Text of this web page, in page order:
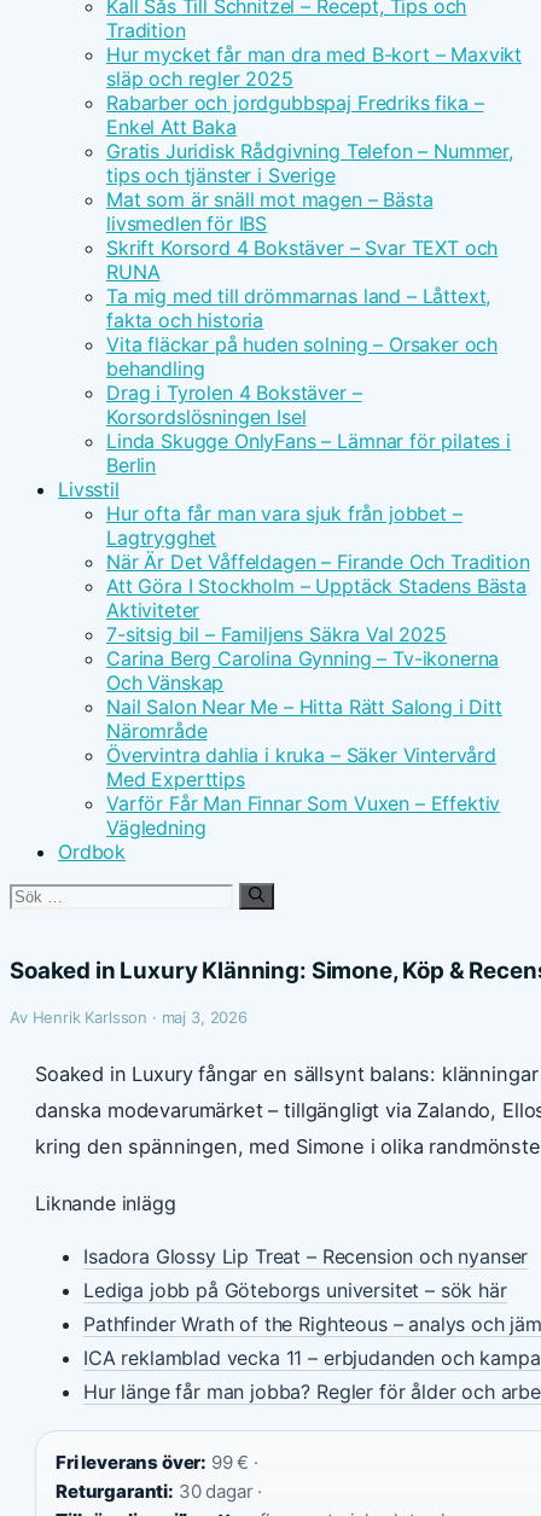
Kall Sås Till Schnitzel – Recept, Tips och
Tradition
Hur mycket får man dra med B-kort – Maxvikt
släp och regler 2025
Rabarber och jordgubbspaj Fredriks fika –
Enkel Att Baka
Gratis Juridisk Rådgivning Telefon – Nummer,
tips och tjänster i Sverige
Mat som är snäll mot magen – Bästa
livsmedlen för IBS
Skrift Korsord 4 Bokstäver – Svar TEXT och
RUNA
Ta mig med till drömmarnas land – Låttext,
fakta och historia
Vita fläckar på huden solning – Orsaker och
behandling
Drag i Tyrolen 4 Bokstäver –
Korsordslösningen Isel
Linda Skugge OnlyFans – Lämnar för pilates i
Berlin
Livsstil
Hur ofta får man vara sjuk från jobbet –
Lagtrygghet
När Är Det Våffeldagen – Firande Och Tradition
Att Göra I Stockholm – Upptäck Stadens Bästa
Aktiviteter
7-sitsig bil – Familjens Säkra Val 2025
Carina Berg Carolina Gynning – Tv-ikonerna
Och Vänskap
Nail Salon Near Me – Hitta Rätt Salong i Ditt
Närområde
Övervintra dahlia i kruka – Säker Vintervård
Med Experttips
Varför Får Man Finnar Som Vuxen – Effektiv
Vägledning
Ordbok
Sök
Soaked in Luxury Klänning: Simone, Köp &
Av Henrik Karlsson · maj 3, 2026
Soaked in Luxury fångar en sällsynt balans:
danska modevarumärket – tillgängligt via Zalando,
kring den spänningen, med Simone i olika
Liknande inlägg
Isadora Glossy Lip Treat – Recension och nyanser
Lediga jobb på Göteborgs universitet – sök här
Pathfinder Wrath of the Righteous – analys och
ICA reklamblad vecka 11 – erbjudanden och
Hur länge får man jobba? Regler för ålder och
Fri leverans över: 99 € ·
Returgaranti: 30 dagar ·